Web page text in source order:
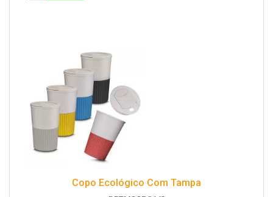
Copo Ecológico Com Tampa